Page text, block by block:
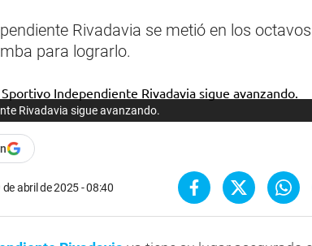
Rivadavia se metió en los
para lograrlo.
Rivadavia sigue avanzando.
de abril de 2025 - 08:40